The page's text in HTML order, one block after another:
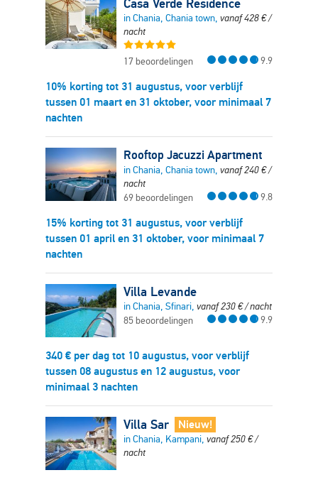
in Chania, Chania town, vanaf428€/
nacht
17 beoordelingen 9.9
10% korting tot 31 augustus, voor verblijf
tussen 01 maart en 31 oktober, voor minimaal 7
nachten
Rooftop Jacuzzi Apartment
in Chania, Chania town, vanaf240€/
nacht
69 beoordelingen
9.8
15% korting tot 31 augustus, voor verblijf
tussen 01 april en 31 oktober, voor minimaal 7
nachten
Villa Levande
in Chania, Sfinari, vanaf230€/ nacht
85 beoordelingen
9.9
340€ per dag tot 10 augustus, voor verblijf
tussen 08 augustus en 12 augustus, voor
minimaal 3 nachten
Villa Sar Nieuw!
in Chania, Kampani, vanaf250€/
nacht